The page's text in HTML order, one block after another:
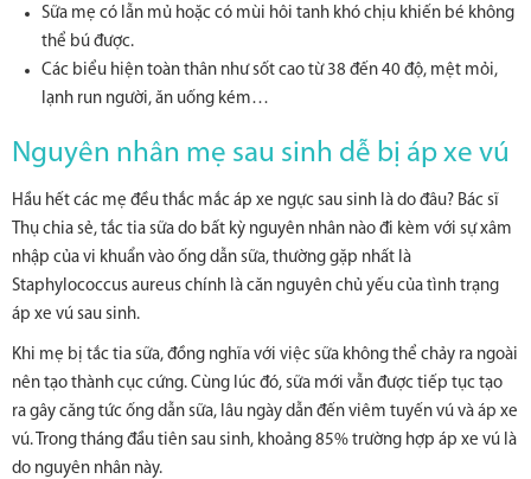
Sữa mẹ có lẫn mủ hoặc có mùi hôi tanh khó chịu khiến bé không
thể bú được.
Các biểu hiện toàn thân như sốt cao từ 38 đến 40 độ, mệt mỏi,
lạnh run người, ăn uống kém…
Nguyên nhân mẹ sau sinh dễ bị áp xe vú
Hầu hết các mẹ đều thắc mắc áp xe ngực sau sinh là do đâu? Bác sĩ
Thụ chia sẻ, tắc tia sữa do bất kỳ nguyên nhân nào đi kèm với sự xâm
nhập của vi khuẩn vào ống dẫn sữa, thường gặp nhất là
Staphylococcus aureus chính là căn nguyên chủ yếu của tình trạng
áp xe vú sau sinh.
Khi mẹ bị tắc tia sữa, đồng nghĩa với việc sữa không thể chảy ra ngoài
nên tạo thành cục cứng. Cùng lúc đó, sữa mới vẫn được tiếp tục tạo
ra gây căng tức ống dẫn sữa, lâu ngày dẫn đến viêm tuyến vú và áp xe
vú. Trong tháng đầu tiên sau sinh, khoảng 85% trường hợp áp xe vú là
do nguyên nhân này.